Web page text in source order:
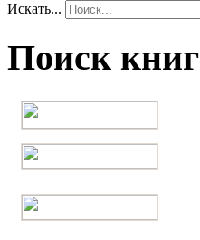
Искать...
Поиск книг